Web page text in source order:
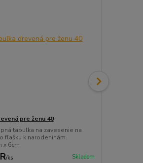
pre ženu 40
tabuľka na zavesenie na
fľašku k narodeninám.
x 6cm
/ks Skladom